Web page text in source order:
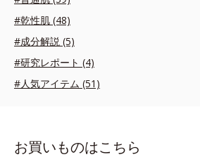
#乾性肌 (48)
#成分解説 (5)
#研究レポート (4)
#人気アイテム (51)
お買いものはこちら